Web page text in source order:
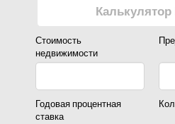
Стоимость
недвижимости
Годовая процентная
ставка